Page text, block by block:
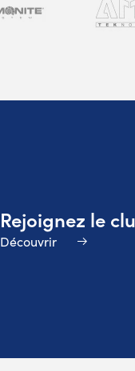
Rejoignez le
Découvrir